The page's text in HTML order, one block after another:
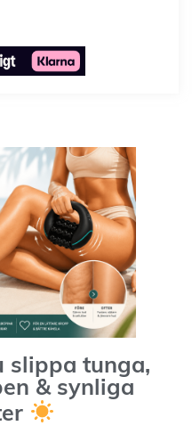
slippa tunga,
& synliga